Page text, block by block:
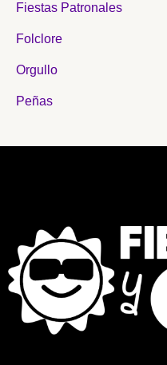
Fiestas Patronales
Folclore
Orgullo
Peñas